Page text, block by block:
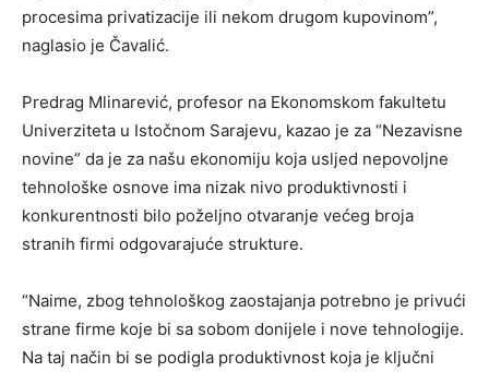
procesima privatizacije ili nekom drugom kupovinom”,
naglasio je Čavalić.
Predrag Mlinarević, profesor na Ekonomskom fakultetu
Univerziteta u Istočnom Sarajevu, kazao je za “Nezavisne
novine” da je za našu ekonomiju koja usljed nepovoljne
tehnološke osnove ima nizak nivo produktivnosti i
konkurentnosti bilo poželjno otvaranje većeg broja
stranih firmi odgovarajuće strukture.
“Naime, zbog tehnološkog zaostajanja potrebno je privući
strane firme koje bi sa sobom donijele i nove tehnologije.
Na taj način bi se podigla produktivnost koja je ključni